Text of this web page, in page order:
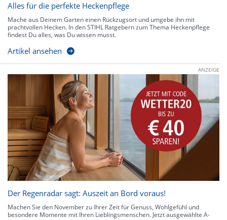
Alles für die perfekte Heckenpflege
Mache aus Deinem Garten einen Rückzugsort und umgebe ihn mit
prachtvollen Hecken. In den STIHL Ratgebern zum Thema Heckenpflege
findest Du alles, was Du wissen musst.
Artikel ansehen
ANZEIGE
Der Regenradar sagt: Auszeit an Bord voraus!
Machen Sie den November zu Ihrer Zeit für Genuss, Wohlgefühl und
besondere Momente mit Ihren Lieblingsmenschen. Jetzt ausgewählte A-